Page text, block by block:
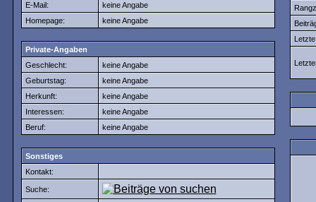
E-Mail:
keine Angabe
Homepage:
keine Angabe
Private-Angaben
Geschlecht:
keine Angabe
Geburtstag:
keine Angabe
Herkunft:
keine Angabe
Interessen:
keine Angabe
Beruf:
keine Angabe
Sonstiges
Kontakt:
Suche: